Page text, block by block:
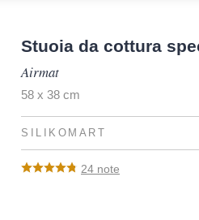
Stuoia da cottura
Airmat
58 x 38 cm
SILIKOMART
24 note